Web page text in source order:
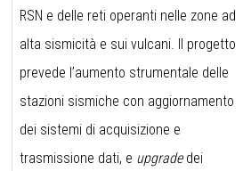
RSN e delle reti operanti nelle zone ad
alta sismicità e sui vulcani. Il progetto
prevede l’aumento strumentale delle
stazioni sismiche con aggiornamento
dei sistemi di acquisizione e
trasmissione dati, e upgradedei